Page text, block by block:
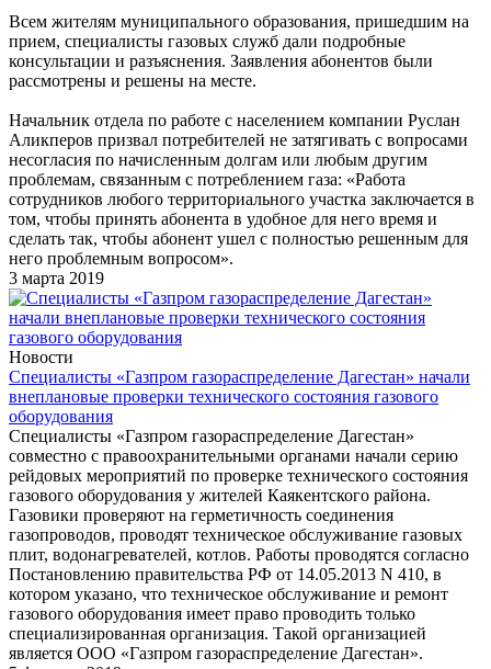
Всем жителям муниципального образования, пришедшим на
прием, специалисты газовых служб дали подробные
консультации и разъяснения. Заявления абонентов были
рассмотрены и решены на месте.
Начальник отдела по работе с населением компании Руслан
Аликперов призвал потребителей не затягивать с вопросами
несогласия по начисленным долгам или любым другим
проблемам, связанным с потреблением газа: «Работа
сотрудников любого территориального участка заключается в
том, чтобы принять абонента в удобное для него время и
сделать так, чтобы абонент ушел с полностью решенным для
него проблемным вопросом».
3 марта 2019
Новости
Специалисты «Газпром газораспределение Дагестан» начали
внеплановые проверки технического состояния газового
оборудования
Специалисты «Газпром газораспределение Дагестан»
совместно с правоохранительными органами начали серию
рейдовых мероприятий по проверке технического состояния
газового оборудования у жителей Каякентского района.
Газовики проверяют на герметичность соединения
газопроводов, проводят техническое обслуживание газовых
плит, водонагревателей, котлов. Работы проводятся согласно
Постановлению правительства РФ от 14.05.2013 N 410, в
котором указано, что техническое обслуживание и ремонт
газового оборудования имеет право проводить только
специализированная организация. Такой организацией
является ООО «Газпром газораспределение Дагестан».